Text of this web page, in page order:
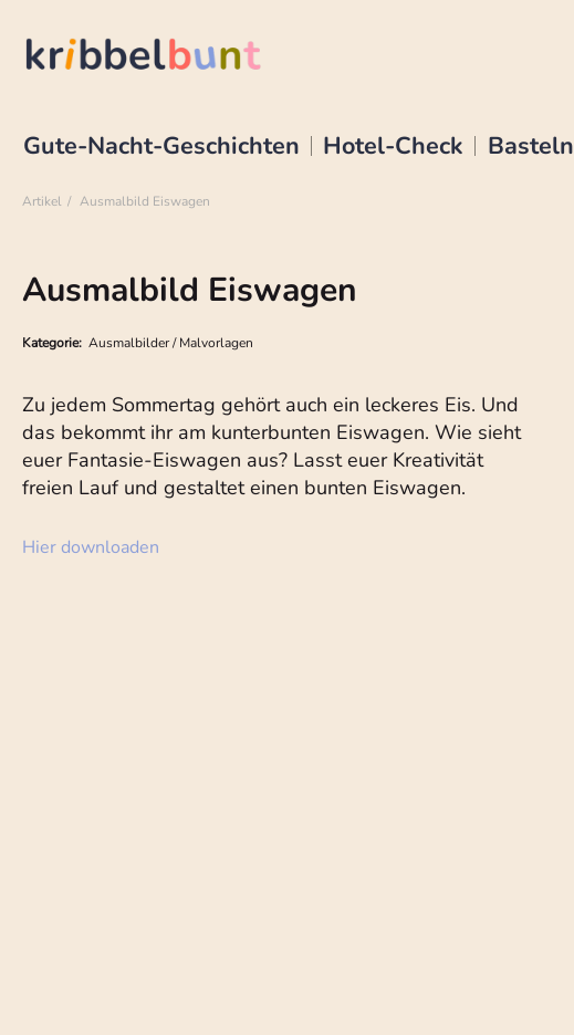
Gute-Nacht-Geschichten Hotel-Check Basteln
Artikel Ausmalbild Eiswagen
Ausmalbild Eiswagen
Kategorie: Ausmalbilder / Malvorlagen
Zu jedem Sommertag gehört auch ein leckeres Eis. Und
das bekommt ihr am kunterbunten Eiswagen. Wie sieht
euer Fantasie-Eiswagen aus? Lasst euer Kreativität
freien Lauf und gestaltet einen bunten Eiswagen.
Hier downloaden